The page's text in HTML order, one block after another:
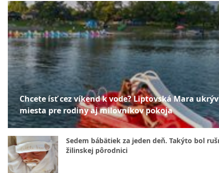
Chcete ísť cez víkend k vode? Liptovská Mara
miesta pre rodiny aj milovníkov pokoja
Sedem bábätiek za jeden deň. Takýto bol
žilinskej pôrodnici